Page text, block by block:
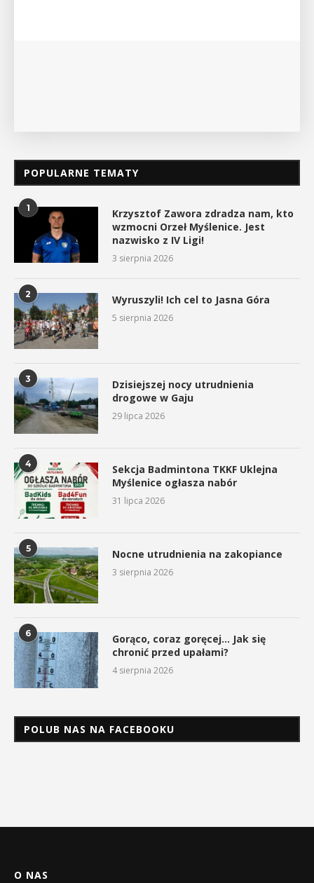
POPULARNE TEMATY
1
Krzysztof Zawora zdradza nam, kto
wzmocni Orzeł Myślenice. Jest
nazwisko z IV Ligi!
3 sierpnia 2026
2 Wyruszyli! Ich cel to Jasna Góra
5 sierpnia 2026
3
Dzisiejszej nocy utrudnienia
drogowe w Gaju
29 lipca 2026
4
Sekcja Badmintona TKKF Uklejna
Myślenice ogłasza nabór
31 lipca 2026
5 Nocne utrudnienia na zakopiance
3 sierpnia 2026
6
Gorąco, coraz goręcej… Jak się
chronić przed upałami?
4 sierpnia 2026
POLUB NAS NA FACEBOOKU
O NAS